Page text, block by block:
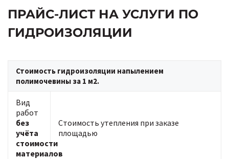
ПРАЙС-ЛИСТ НА УСЛУГИ ПО
ГИДРОИЗОЛЯЦИИ
Стоимость гидроизоляции напылением
полимочевины за 1 м2.
Вид
работ
без
учёта
стоимости
материалов
Стоимость утепления при заказе
площадью